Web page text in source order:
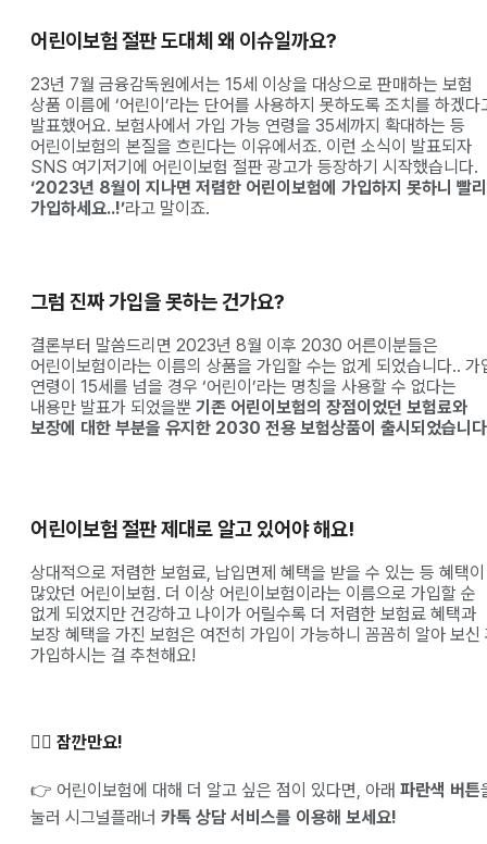
어린이보험 절판 도대체 왜 이슈일까요?
23년 7월 금융감독원에서는 15세 이상을 대상으로 판매하는 보험
상품 이름에 ‘어린이’라는 단어를 사용하지 못하도록 조치를 하겠다
발표했어요. 보험사에서 가입 가능 연령을 35세까지 확대하는 등
어린이보험의 본질을 흐린다는 이유에서죠. 이런 소식이 발표되자
SNS 여기저기에 어린이보험 절판 광고가 등장하기 시작했습니다.
‘2023년 8월이 지나면 저렴한 어린이보험에 가입하지 못하니 빨리
가입하세요..!’라고 말이죠.
그럼 진짜 가입을 못하는 건가요?
결론부터 말씀드리면 2023년 8월 이후 2030 어른이분들은
어린이보험이라는 이름의 상품을 가입할 수는 없게 되었습니다.. 가
연령이 15세를 넘을 경우 ‘어린이’라는 명칭을 사용할 수 없다는
내용만 발표가 되었을뿐 기존 어린이보험의 장점이었던 보험료와
보장에 대한 부분을 유지한 2030 전용 보험상품이 출시되었습니
어린이보험 절판 제대로 알고 있어야 해요!
상대적으로 저렴한 보험료, 납입면제 혜택을 받을 수 있는 등 혜택이
많았던 어린이보험. 더 이상 어린이보험이라는 이름으로 가입할 순
없게 되었지만 건강하고 나이가 어릴수록 더 저렴한 보험료 혜택과
보장 혜택을 가진 보험은 여전히 가입이 가능하니 꼼꼼히 알아 보신
가입하시는 걸 추천해요!
✋🏻 잠깐만요!
👉 어린이보험에 대해 더 알고 싶은 점이 있다면, 아래 파란색 버튼
눌러 시그널플래너 카톡 상담 서비스를 이용해 보세요!